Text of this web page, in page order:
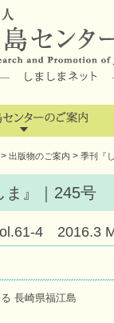
> 出版物のご案内 > 季刊『し
ま』｜245号
4 2016.3
長崎県福江島